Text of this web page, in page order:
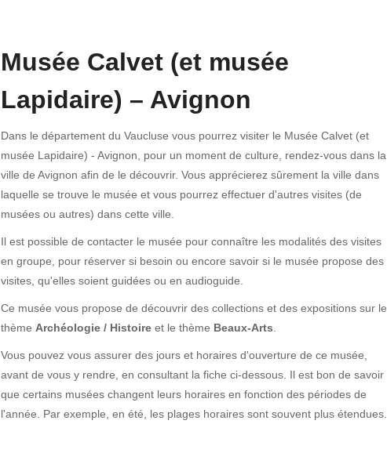
Musée Calvet (et musée
Lapidaire) – Avignon
Dans le département du Vaucluse vous pourrez visiter le Musée Calvet (et
musée Lapidaire) - Avignon, pour un moment de culture, rendez-vous dans la
ville de Avignon afin de le découvrir. Vous apprécierez sûrement la ville dans
laquelle se trouve le musée et vous pourrez effectuer d'autres visites (de
musées ou autres) dans cette ville.
Il est possible de contacter le musée pour connaître les modalités des visites
en groupe, pour réserver si besoin ou encore savoir si le musée propose des
visites, qu'elles soient guidées ou en audioguide.
Ce musée vous propose de découvrir des collections et des expositions sur le
thème Archéologie / Histoire et le thème Beaux-Arts
Vous pouvez vous assurer des jours et horaires d'ouverture de ce musée,
avant de vous y rendre, en consultant la fiche ci-dessous. Il est bon de savoir
que certains musées changent leurs horaires en fonction des périodes de
l'année. Par exemple, en été, les plages horaires sont souvent plus étendues.